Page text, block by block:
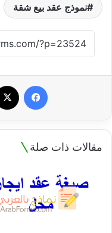
نموذج عقد بيع شقة
فيسبوك
مقالات ذات صلة